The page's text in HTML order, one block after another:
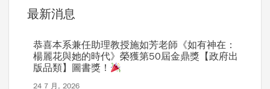
最新消息
恭喜本系兼任助理教授施如芳老師《如有神在：
楊麗花與她的時代》榮獲第50屆金鼎獎【政府出
版品類】圖書獎！
24 7 月, 2026